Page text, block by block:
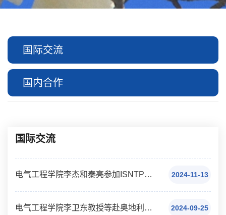
国际交流
国内合作
国际交流
2024-11-13
电气工程学院李杰和秦亮参加ISNTP-13国际会议总结
2024-09-25
电气工程学院李卫东教授等赴奥地利参加学术会议总结